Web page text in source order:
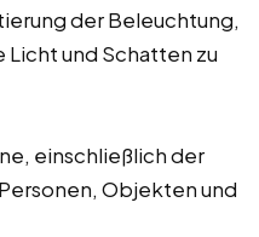
der Beleuchtung,
Licht und Schatten zu
einschließlich der
Objekten und